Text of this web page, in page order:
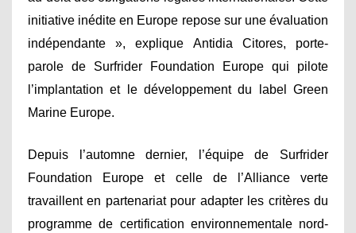
initiative inédite en Europe repose sur une évaluation
indépendante », explique Antidia Citores, porte-
parole de Surfrider Foundation Europe qui pilote
l’implantation et le développement du label Green
Marine Europe.
Depuis l’automne dernier, l’équipe de Surfrider
Foundation Europe et celle de l’Alliance verte
travaillent en partenariat pour adapter les critères du
programme de certification environnementale nord-